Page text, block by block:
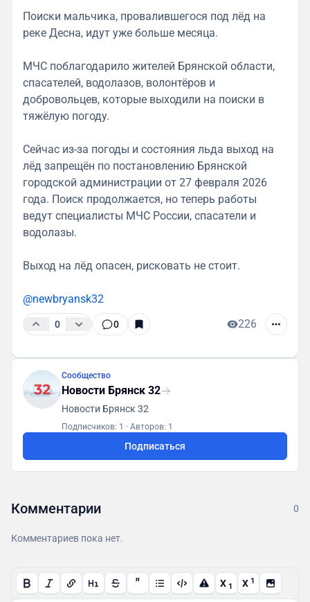
Поиски мальчика, провалившегося под лёд на
реке Десна, идут уже больше месяца.
МЧС поблагодарило жителей Брянской области,
спасателей, водолазов, волонтёров и
добровольцев, которые выходили на поиски в
тяжёлую погоду.
Сейчас из-за погоды и состояния льда выход на
лёд запрещён по постановлению Брянской
городской администрации от 27 февраля 2026
года. Поиск продолжается, но теперь работы
ведут специалисты МЧС России, спасатели и
водолазы.
Выход на лёд опасен, рисковать не стоит.
@newbryansk32
0 0 226
Сообщество
Новости Брянск 32
Новости Брянск 32
Подписчиков: 1 · Авторов: 1
Подписаться
Комментарии 0
Комментариев пока нет.
" X 1 X 1